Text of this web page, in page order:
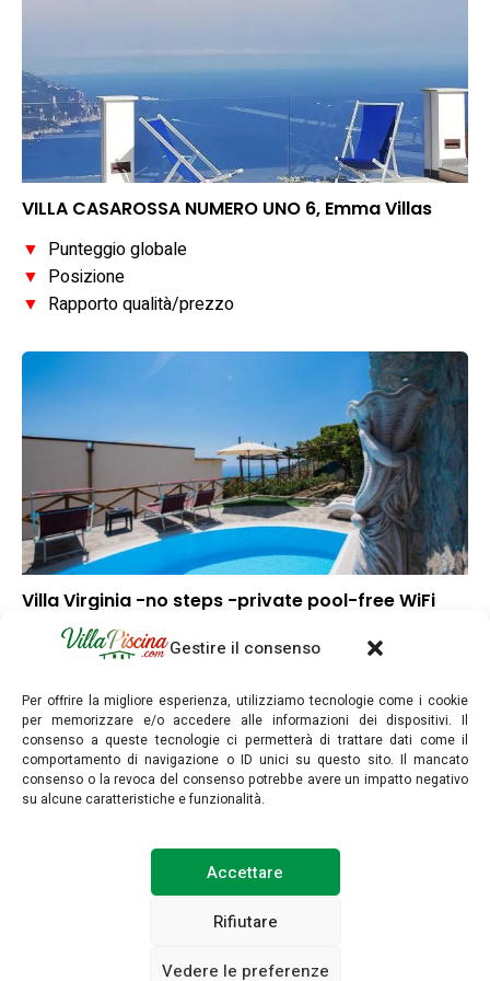
Gestire il consenso
Per offrire la migliore esperienza, utilizziamo tecnologie come i cookie
per memorizzare e/o accedere alle informazioni dei dispositivi. Il
consenso a queste tecnologie ci permetterà di trattare dati come il
comportamento di navigazione o ID unici su questo sito. Il mancato
consenso o la revoca del consenso potrebbe avere un impatto negativo
su alcune caratteristiche e funzionalità.
Accettare
Rifiutare
Vedere le preferenze
VILLA CASAROSSA NUMERO UNO 6, Emma Villas
▼ Punteggio globale
▼ Posizione
▼ Rapporto qualità/prezzo
Villa Virginia -no steps -private pool-free WiFi
Punteggio globale
Posizione
▼Rapporto qualità/prezzo
villapiscina.com © Copyright 2025. Tutti i diritti riservati.
POLITICA SULLA PRIVACY
POLITICA SUI COOKIE (UE) CONTATTARCI